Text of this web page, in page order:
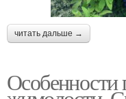
читать дальше →
Особенности